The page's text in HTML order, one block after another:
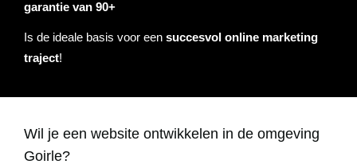
SEO teksten
Social advertising
uitbesteden
Google Ads audit
Marketing dashboard
Contact
076 78 51 526
Wil je een website ontwikkelen in de omgeving
Goirle?
garantie van 90+
Is de ideale basis voor een succesvol online marketing
traject!